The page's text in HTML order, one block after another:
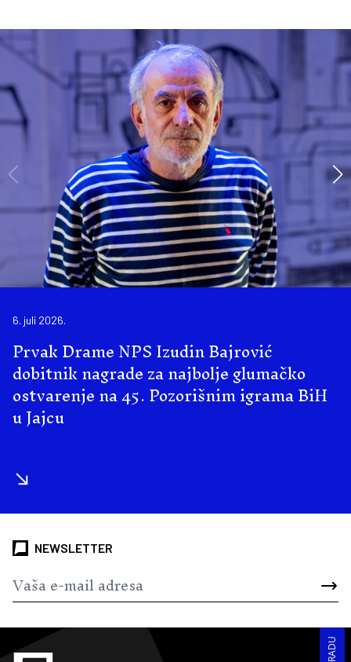
6. juli 2026.
Prvak Drame NPS Izudin Bajrović
dobitnik nagrade za najbolje glumačko
ostvarenje na 45. Pozorišnim igrama BiH
u Jajcu
NEWSLETTER